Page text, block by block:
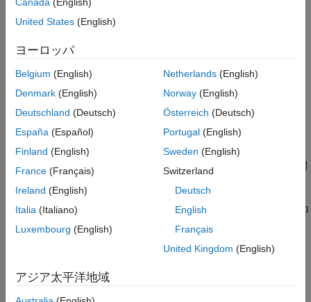
名前と値の引数
出力引数
バージョン履歴
参考
status = polyspaceBugFinder(projectFile, '-nodesktop')
status = polyspaceBugFinder(resultsFile)
status = polyspaceBugFinder('-help')
status = polyspaceBugFinder('-
sources',sourceFiles,Name,Value)
[status, jobID] = polyspaceBugFinder(___,'-batch','-
説明
status= polyspaceBugFinder は、 Polyspace Bug Finder™
を開
きます。
status = polyspaceBugFinder( projectFile
は、Polyspace プロ
ジェクト ファイルを
Polyspace Bug Finder
status= polyspaceBugFinder(
Polyspace オプション オブジェクトに対して解析を実行します。
United States (English)
ヨーロッパ
Belgium (English)
Denmark (English)
Deutschland (Deutsch)
España (Español)
Finland (English)
France (Français)
Ireland (English)
Italia (Italiano)
Luxembourg (English)
Netherlands(English)
Norway(English)
Österreich (Deutsch)
Portugal(English)
Sweden (English)
Switzerland
Deutsch
English
Français
United Kingdom (English)
アジア太平洋地域